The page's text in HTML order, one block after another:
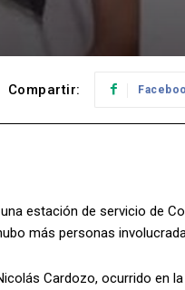
Compartir:
estación de servicio de
más personas
Cardozo, ocurrido en